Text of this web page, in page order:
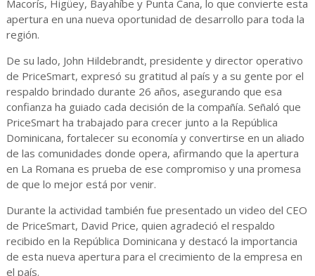
Macorís, Higüey, Bayahíbe y Punta Cana, lo que convierte esta
apertura en una nueva oportunidad de desarrollo para toda la
región.
De su lado, John Hildebrandt, presidente y director operativo
de PriceSmart, expresó su gratitud al país y a su gente por el
respaldo brindado durante 26 años, asegurando que esa
confianza ha guiado cada decisión de la compañía. Señaló que
PriceSmart ha trabajado para crecer junto a la República
Dominicana, fortalecer su economía y convertirse en un aliado
de las comunidades donde opera, afirmando que la apertura
en La Romana es prueba de ese compromiso y una promesa
de que lo mejor está por venir.
Durante la actividad también fue presentado un video del CEO
de PriceSmart, David Price, quien agradeció el respaldo
recibido en la República Dominicana y destacó la importancia
de esta nueva apertura para el crecimiento de la empresa en
el país.